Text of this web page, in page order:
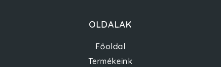
OLDALAK
Főoldal
Termékeink